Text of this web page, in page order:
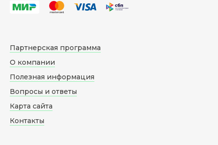
Партнерская программа
О компании
Полезная информация
Вопросы и ответы
Карта сайта
Контакты